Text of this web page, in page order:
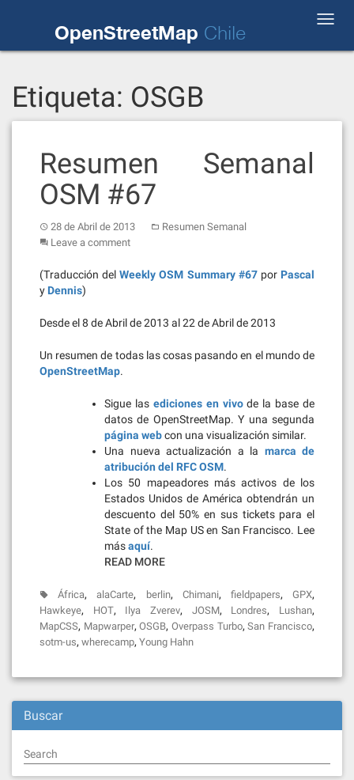
OpenStreetMap Chile
Etiqueta: OSGB
Resumen Semanal
OSM #67
28 de Abril de 2013
Resumen Semanal
Leave a comment
(Traducción delWeekly OSM Summary #67por Pascal
y Dennis)
Desde el 8 de Abril de 2013 al 22 de Abril de 2013
Un resumen de todas las cosas pasando en el mundo de
OpenStreetMap.
Sigue las ediciones en vivode la base de
datos de OpenStreetMap. Y una segunda
página webcon una visualización similar.
Una nueva actualización a la marca de
atribución del RFC OSM.
Los 50 mapeadores más activos de los
Estados Unidos de América obtendrán un
descuento del 50% en sus tickets para el
State of the Map US en San Francisco. Lee
másaquí.
READ MORE
África,alaCarte, berlin, Chimani, fieldpapers,GPX,
Hawkeye, HOT, Ilya Zverev, JOSM, Londres, Lushan,
MapCSS, Mapwarper,OSGB,Overpass Turbo,San Francisco,
sotm-us, wherecamp, Young Hahn
Buscar
Search